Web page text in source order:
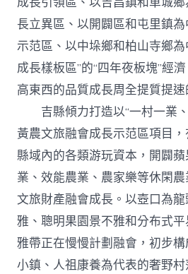
長立異區、以開闢區和屯里鎮
示范區、以中垛鄉和柏山寺鄉
成長樣板區”的“四年夜板塊”經
高東西的品質成長周全提質提速
吉縣傾力打造以“一村一業、
黃農文旅融會成長示范區項目
縣域內的各類游玩資本，開闢
業、效能農業、農家樂等休閑
文旅財產融會成長。以壺口為
雅、聰明果園景不雅和分布式
雅帶正在慢慢計劃融會，初步
小鎮、人祖康養為代表的奢野村